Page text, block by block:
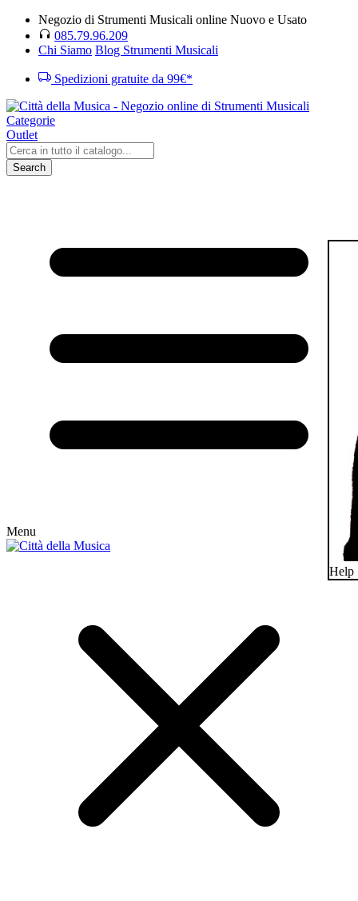
Negozio di Strumenti Musicali online Nuovo e Usato
085.79.96.209
Chi Siamo Blog Strumenti Musicali
Spedizioni gratuite da 99€*
Categorie
Outlet
Search
Menu
Help